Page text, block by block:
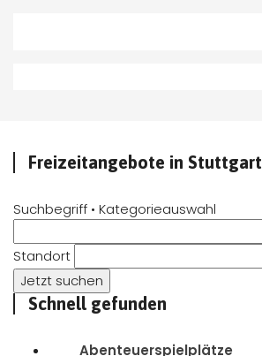
Freizeitangebote in Stuttgart
Suchbegriff • Kategorieauswahl
Standort
Schnell gefunden
Abenteuerspielplätze